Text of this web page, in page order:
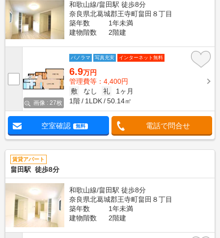
和歌山線/畠田駅 徒歩8分
奈良県北葛城郡王寺町畠田８丁目
築年数
1年未満
建物階数
2階建
画像 : 27枚
パノラマ 写真充実 インターネット無料
6.9万円
管理費等：4,400円
敷
なし 礼
1ヶ月
1階
1LDK 50.14㎡
空室確認 無料 電話で問合せ
賃貸アパート
畠田駅 徒歩8分
和歌山線/畠田駅 徒歩8分
奈良県北葛城郡王寺町畠田８丁目
築年数
1年未満
建物階数
2階建